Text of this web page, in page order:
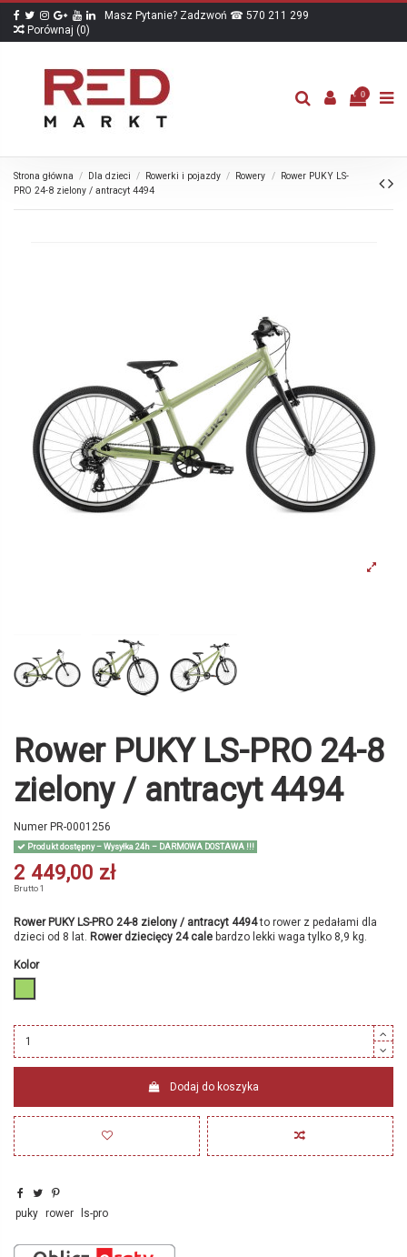
Masz Pytanie? Zadzwoń ☎ 570 211 299
Porównaj (0)
0
Strona główna Dla dzieci Rowerki i pojazdy Rowery
Rower PUKY LS-
PRO 24-8 zielony / antracyt 4494
Rower PUKY LS-PRO 24-8
zielony / antracyt 4494
Numer PR-0001256
Produkt dostępny – Wysyłka 24h – DARMOWA DOSTAWA !!!
2 449,00 zł
Brutto1
Rower PUKY LS-PRO 24-8 zielony / antracyt 4494to rower z pedałami dla
dzieci od 8 lat. Rower dziecięcy 24 cale bardzo lekki waga tylko 8,9 kg.
Kolor
Dodaj do koszyka
puky rower ls-pro